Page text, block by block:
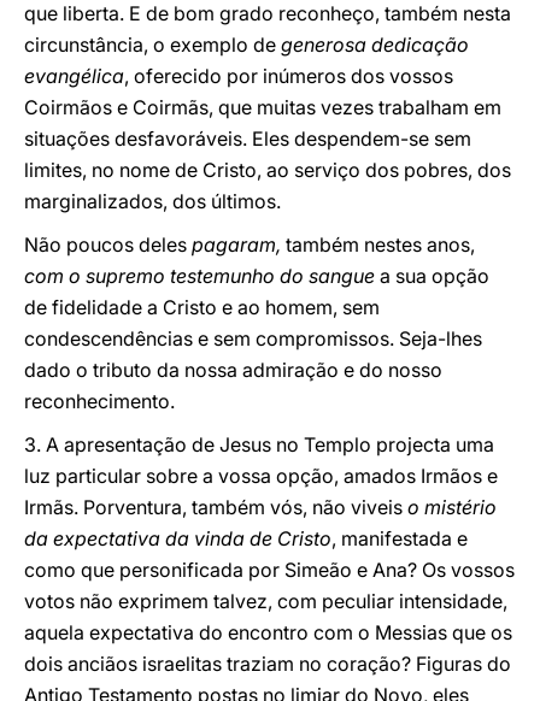
que liberta. E de bom grado reconheço, também nesta
circunstância, o exemplo de generosa dedicação
evangélica, oferecido por inúmeros dos vossos
Coirmãos e Coirmãs, que muitas vezes trabalham em
situações desfavoráveis. Eles despendem-se sem
limites, no nome de Cristo, ao serviço dos pobres, dos
marginalizados, dos últimos.
Não poucos deles pagaram, também nestes anos,
com o supremo testemunho do sangue a sua opção
de fidelidade a Cristo e ao homem, sem
condescendências e sem compromissos. Seja-lhes
dado o tributo da nossa admiração e do nosso
reconhecimento.
3. A apresentação de Jesus no Templo projecta uma
luz particular sobre a vossa opção, amados Irmãos e
Irmãs. Porventura, também vós, não viveis o mistério
da expectativa da vinda de Cristo, manifestada e
como que personificada por Simeão e Ana? Os vossos
votos não exprimem talvez, com peculiar intensidade,
aquela expectativa do encontro com o Messias que os
dois anciãos israelitas traziam no coração? Figuras do
Antigo Testamento postas no limiar do Novo, eles